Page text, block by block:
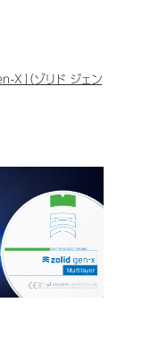
X」（ゾリド ジェン